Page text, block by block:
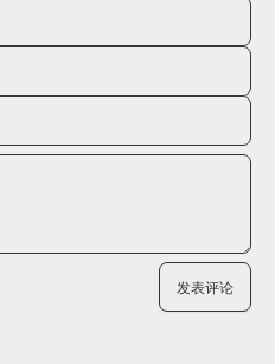
发表评论